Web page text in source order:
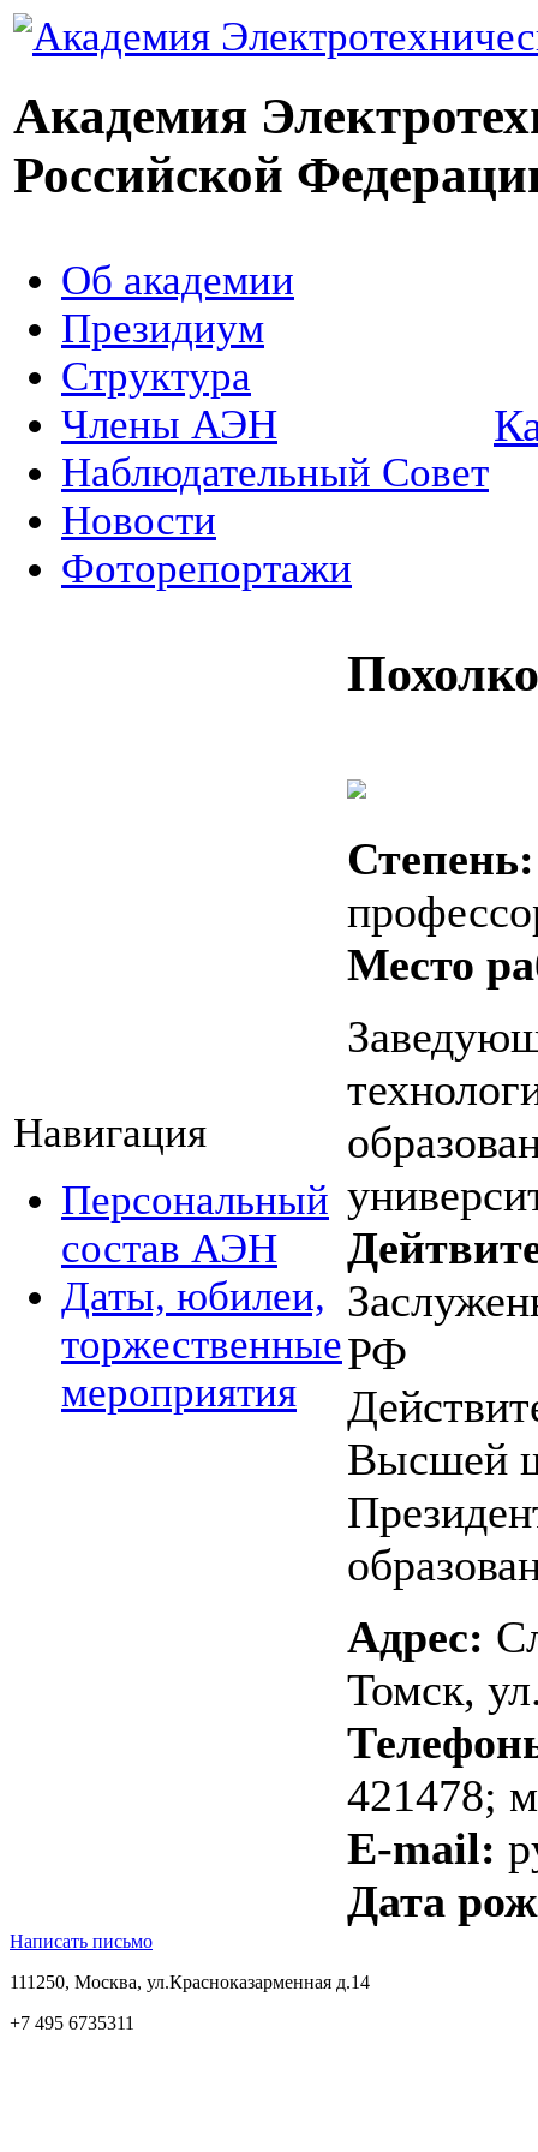
Академия
Российской
Об академии
Президиум
Структура
Члены АЭН
Наблюдательный Совет
Новости
Фоторепортажи
Навигация
Персональный
состав АЭН
Даты, юбилеи,
торжественные
мероприятия
Степень:
Место
РФ
Высшей
Адрес:
Томск,
421478;
E-mail:
Дата
Написать письмо
111250, Москва, ул.Красноказарменная д.14
+7 495 6735311